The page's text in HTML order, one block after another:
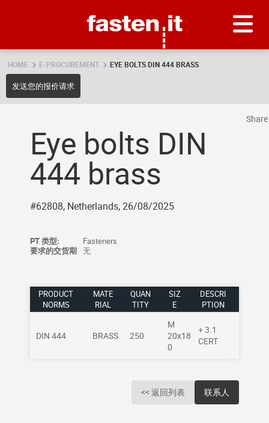
HOME E-PROCUREMENT EYE BOLTS DIN 444 BRASS
发送您的报价请求
Eye bolts DIN
444 brass
#62808, Netherlands, 26/08/2025
PT 类型:
Fasteners
要求的交货期 无
PRODUCT
NORMS
MATE
RIAL
QUAN
TITY
SIZ
E
DESCRI
PTION
DIN 444 BRASS 250
M
20x18
0
+ 3.1
CERT
<< 返回列表 联系人
Share